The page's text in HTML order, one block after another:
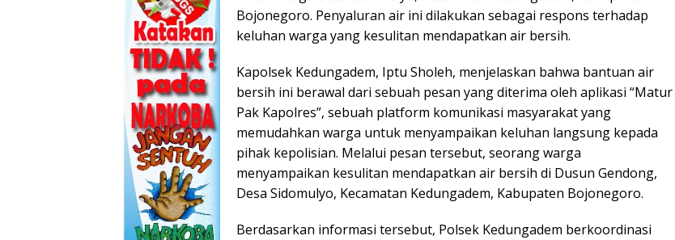
Bojonegoro. Penyaluran air ini dilakukan sebagai respons terhadap
keluhan warga yang kesulitan mendapatkan air bersih.
Kapolsek Kedungadem, Iptu Sholeh, menjelaskan bahwa bantuan air
bersih ini berawal dari sebuah pesan yang diterima oleh aplikasi “Matur
Pak Kapolres”, sebuah platform komunikasi masyarakat yang
memudahkan warga untuk menyampaikan keluhan langsung kepada
pihak kepolisian. Melalui pesan tersebut, seorang warga
menyampaikan kesulitan mendapatkan air bersih di Dusun Gendong,
Desa Sidomulyo, Kecamatan Kedungadem, Kabupaten Bojonegoro.
Berdasarkan informasi tersebut, Polsek Kedungadem berkoordinasi